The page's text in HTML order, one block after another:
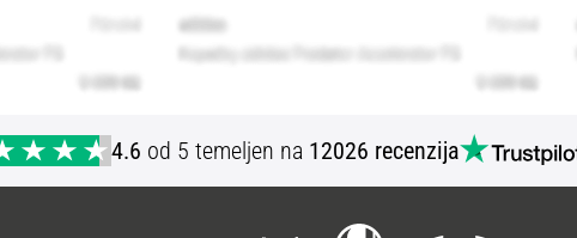
4.6 od 5 temeljen na 12026 recenzija